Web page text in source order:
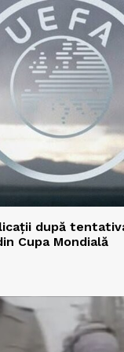
după
Cupa Mondială